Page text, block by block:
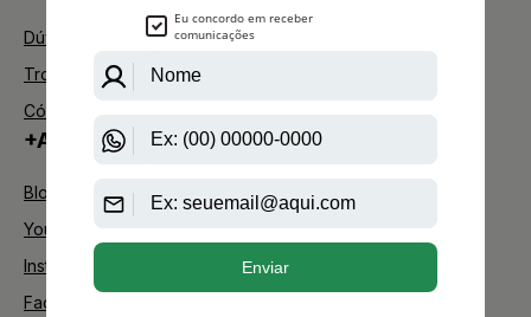
Dúvidas Frequentes
Trocas e Devoluções
Código de defesa do consumidor
+AAZ PERFUMES
Blog
Youtube
Instagram
Facebook